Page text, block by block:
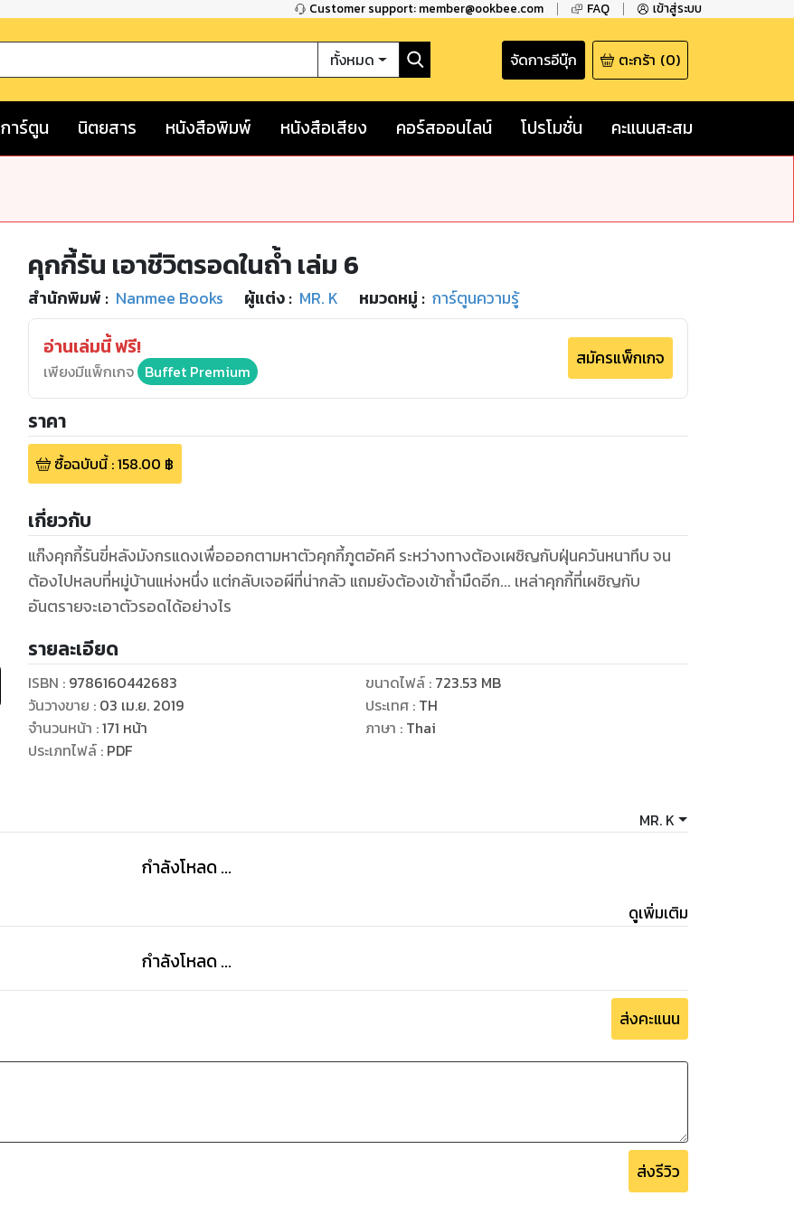
Customer support: member@ookbee.com FAQ เข้าสู่ระบบ
ทั้งหมด จัดการอีบุ๊ก ตะกร้า (0)
การ์ตูน นิตยสาร หนังสือพิมพ์ หนังสือเสียง คอร์สออนไลน์ โปรโมชั่น คะแนนสะสม
คุกกี้รัน เอาชีวิตรอดในถ้ำ เล่ม 6
สำนักพิมพ์ : Nanmee Books ผู้แต่ง : MR. K หมวดหมู่ : การ์ตูนความรู้
อ่านเล่มนี้ ฟรี!
เพียงมีแพ็กเกจ Buffet Premium
สมัครแพ็กเกจ
ราคา
ซื้อฉบับนี้:158.00 ฿
เกี่ยวกับ
แก๊งคุกกี้รันขี่หลังมังกรแดงเพื่อออกตามหาตัวคุกกี้ภูตอัคคี ระหว่างทางต้องเผชิญกับฝุ่นควันหนาทึบ จน
ต้องไปหลบที่หมู่บ้านแห่งหนึ่ง แต่กลับเจอผีที่น่ากลัว แถมยังต้องเข้าถ้ำมืดอีก... เหล่าคุกกี้ที่เผชิญกับ
อันตรายจะเอาตัวรอดได้อย่างไร
รายละเอียด
ISBN : 9786160442683
วันวางขาย : 03 เม.ย. 2019
จำนวนหน้า :171 หน้า
ประเภทไฟล์: PDF
ขนาดไฟล์: 723.53 MB
ประเทศ : TH
ภาษา : Thai
MR. K
กำลังโหลด ...
ดูเพิ่มเติม
กำลังโหลด ...
ส่งคะแนน
ส่งรีวิว